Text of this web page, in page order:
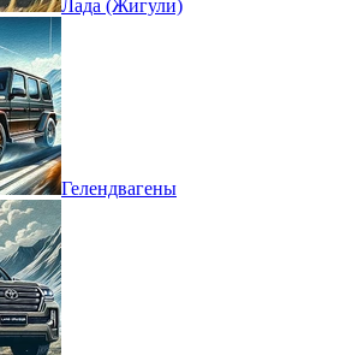
Лада (Жигули)
Гелендвагены